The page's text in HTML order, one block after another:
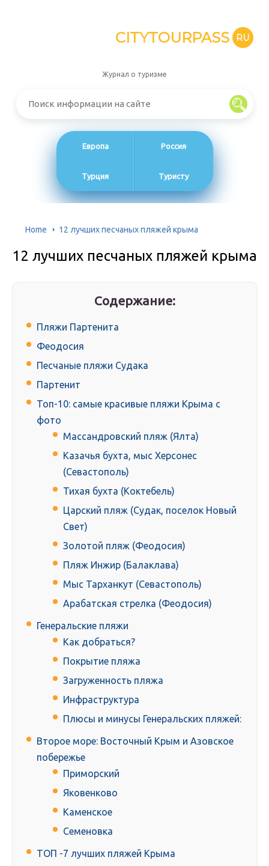
CITYTOURPASS RU
Журнал о туризме
Европа Россия
Турция Туристу
Home 12 лучших песчаных пляжей крыма
12 лучших песчаных пляжей крыма
Содержание:
Пляжи Партенита
Феодосия
Песчаные пляжи Судака
Партенит
Топ-10: самые красивые пляжи Крыма с
фото
Массандровский пляж (Ялта)
Казачья бухта, мыс Херсонес
(Севастополь)
Тихая бухта (Коктебель)
Царский пляж (Судак, поселок Новый
Свет)
Золотой пляж (Феодосия)
Пляж Инжир (Балаклава)
Мыс Тарханкут (Севастополь)
Арабатская стрелка (Феодосия)
Генеральские пляжи
Как добраться?
Покрытие пляжа
Загруженность пляжа
Инфраструктура
Плюсы и минусы Генеральских пляжей:
Второе море: Восточный Крым и Азовское
побережье
Приморский
Яковенково
Каменское
Семеновка
ТОП -7 лучших пляжей Крыма